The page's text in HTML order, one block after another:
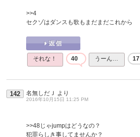
>>4
セクゾはダンスも歌もまだまだこれから
それな！ 40 うーん… 17
142 名無しだＪ より
2016年10月15日 11:25 PM
>>48じゃjumpはどうなの？
犯罪らしき事してませんか？